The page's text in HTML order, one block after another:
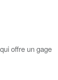
offre un gage